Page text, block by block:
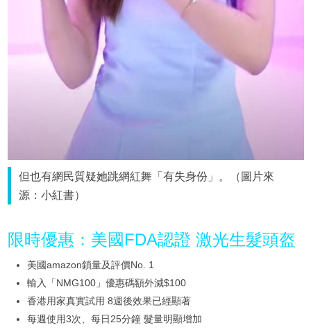
但也有網民質疑她跳網紅舞「有失身份」。（圖片來
源：小紅書）
限時優惠：美國FDA認證 激光生髮頭盔
美國amazon鎖量及評價No. 1
輸入「NMG100」優惠碼額外減$100
香港用家真實試用 8週後效果已經顯著
每週使用3次、每日25分鐘 髮量明顯增加